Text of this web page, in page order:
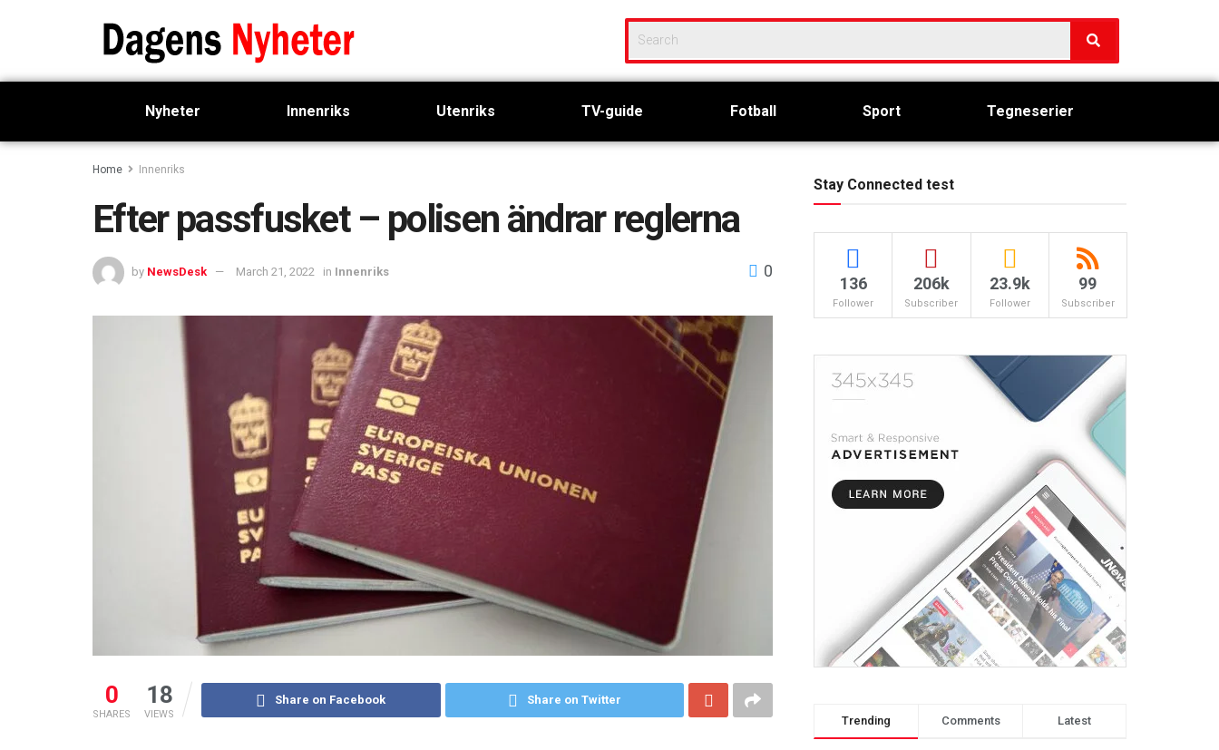
Nyheter Innenriks Utenriks TV-guide Fotball Sport Tegneserier
Home Innenriks
Efter passfusket – polisen ändrar reglerna
by NewsDesk March 21, 2022 in Innenriks 0
0
SHARES
18
VIEWS
Share on Facebook Share on Twitter
Stay Connected test
136
Follower
206k
Subscriber
23.9k
Follower
99
Subscriber
Trending Comments Latest